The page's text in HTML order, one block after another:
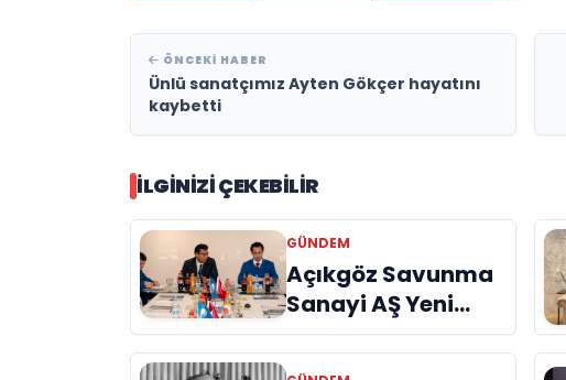
ÖNCEKI HABER
Ünlü sanatçımız Ayten Gökçer hayatını
kaybetti
İLGINIZI ÇEKEBILIR
GÜNDEM
Açıkgöz Savunma
Sanayi AŞ Yeni
Yönetim Kurulunu
Açıkladı ve